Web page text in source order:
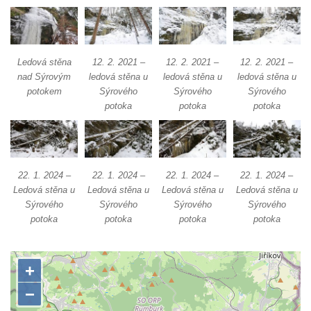
hřbitova ve skalách Nebeská říše u Ostrova
Skalní věž Doga v Tiských stěnách
Lavička Jiřího Kopeckého v Tiských
stěnách
Tiské stěny
Ledová stěna u Sýrového potoka v
Kyjovském údolí
Jeskyně víl v Kyjovském údolí
Jeskyně Vinný sklep v Kyjovském údolí
Vyhlídka nad přírodní rezervací Slunečná
stráň u Naučné stezky Pod Vysokým Ostrým
stezce Pod Vysokým Ostrým
Vyhlídka nad Brnou na Naučné stezce Pod
Vysokým Ostrým
Ledová stěna
nad Sýrovým
potokem
12. 2. 2021 –
ledová stěna u
Sýrového
potoka
12. 2. 2021 –
ledová stěna u
Sýrového
potoka
12. 2. 2021 –
ledová stěna u
Sýrového
potoka
22. 1. 2024 –
Ledová stěna u
Sýrového
potoka
22. 1. 2024 –
Ledová stěna u
Sýrového
potoka
22. 1. 2024 –
Ledová stěna u
Sýrového
potoka
22. 1. 2024 –
Ledová stěna u
Sýrového
potoka